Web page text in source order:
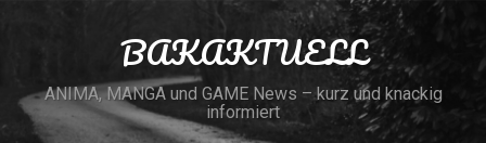
BAKAKTUELL
ANIMA, MANGA und GAME News – kurz und knackig
informiert